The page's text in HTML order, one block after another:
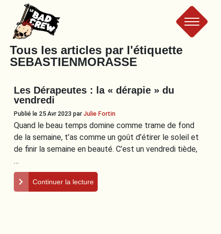
Le
Bad
Crew
Tous les articles par l'étiquette
SEBASTIENMORASSE
Les Dérapeutes : la « dérapie » du
vendredi
Publié le 25 Avr 2023 parJulie Fortin
Quand le beau temps domine comme trame de fond
de la semaine, t’as comme un goût d’étirer le soleil et
de finir la semaine en beauté. C’est un vendredi tiède,
…
Continuer la lecture